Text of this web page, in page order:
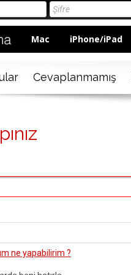
Mac iPhone/iPad
Cevaplanmamış
ne yapabilirim ?